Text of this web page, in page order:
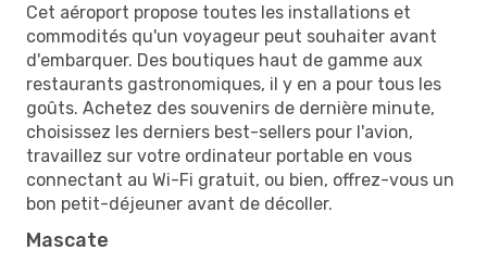
Cet aéroport propose toutes les installations et
commodités qu'un voyageur peut souhaiter avant
d'embarquer. Des boutiques haut de gamme aux
restaurants gastronomiques, il y en a pour tous les
goûts. Achetez des souvenirs de dernière minute,
choisissez les derniers best-sellers pour l'avion,
travaillez sur votre ordinateur portable en vous
connectant au Wi-Fi gratuit, ou bien, offrez-vous un
bon petit-déjeuner avant de décoller.
Mascate